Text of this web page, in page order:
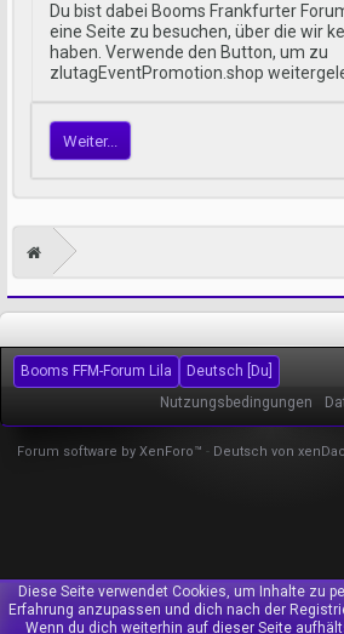
Du bist dabei Booms Frankfurter
eine Seite zu besuchen, über die wir
haben. Verwende den Button, um zu
zlutagEventPromotion.shop
Weiter...
Booms FFM-Forum Lila
Deutsch [Du]
Nutzungsbedingungen
Forum software by XenForo™ - Deutsch von
Diese Seite verwendet Cookies, um Inhalte zu
Erfahrung anzupassen und dich nach der
Wenn du dich weiterhin auf dieser Seite